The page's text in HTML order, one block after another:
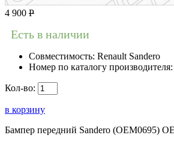
4 900 Р
Есть в наличии
Совместимость: Renault Sandero
Номер по каталогу производителя:
Кол-во:
в корзину
Бампер передний Sandero (OEM0695)